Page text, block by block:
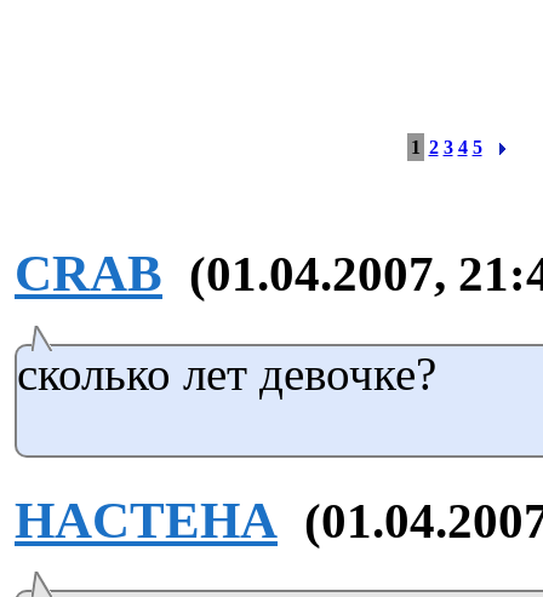
1 2 3 4 5
CRAB (01.04.2007,
сколько лет девочке?
HACTEHA